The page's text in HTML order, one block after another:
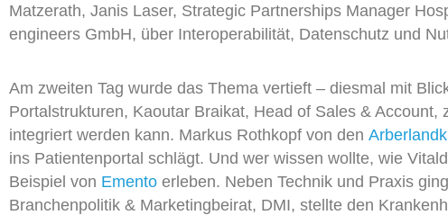
Matzerath, Janis Laser, Strategic Partnerships Manager
engineers GmbH, über Interoperabilität, Datenschutz und
Am zweiten Tag wurde das Thema vertieft – diesmal mit
Portalstrukturen, Kaoutar Braikat, Head of Sales & Account,
integriert werden kann. Markus Rothkopf von den
ins Patientenportal schlägt. Und wer wissen wollte, wie
Beispiel von Emento erleben. Neben Technik und Praxis
Branchenpolitik & Marketingbeirat, DMI, stellte den